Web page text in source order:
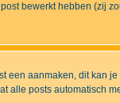
bewerkt hebben (zij
een aanmaken, dit kan
alle posts automatisch